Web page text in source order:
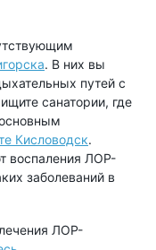
. В них вы
путей с
санатории, где
Кисловодск.
воспаления ЛОР-
заболеваний в
ЛОР-